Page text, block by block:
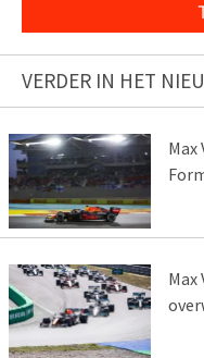
VERDER IN HET
Max